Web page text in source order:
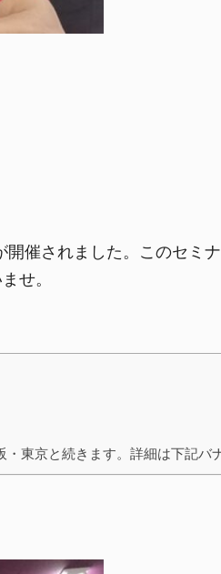
催されました。このセミ
せ。
東京と続きます。詳細は下記バ